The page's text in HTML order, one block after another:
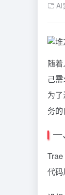
AI
随
己
为了
务的
Trae
代码